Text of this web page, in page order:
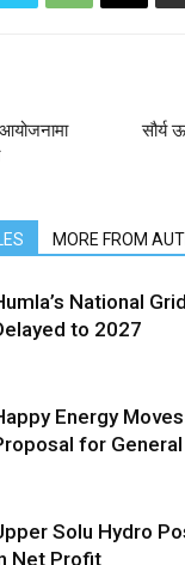
सौर्य
MORE FROM
National
to 2027
Energy
for
Solu Hydro
Net Profit